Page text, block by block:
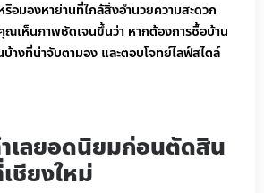
อมองหาย่านที่ใกล้สิ่งอำนวยความสะดวก
ณเห็นภาพชัดเจนขึ้นว่า หากต้องการซื้อบ้าน
างที่น่าจับตามอง และตอบโจทย์ไลฟ์สไตล์
เลยอดนิยมก่อนตัดสิน
ชียงใหม่